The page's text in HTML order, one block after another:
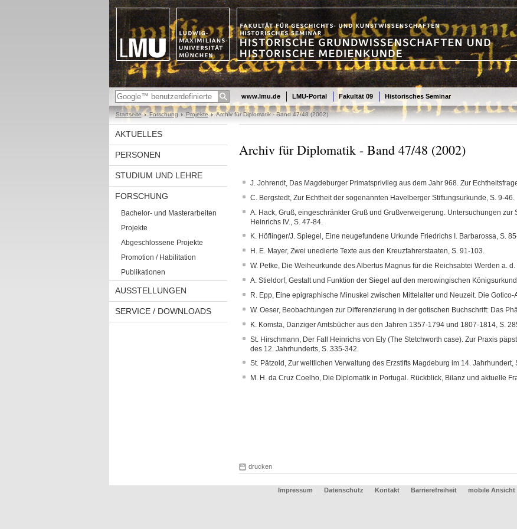
www.lmu.de LMU-Portal Fakultät 09 Historisches Seminar
Startseite Forschung Projekte Archiv für Diplomatik - Band 47/48 (2002)
AKTUELLES
PERSONEN
STUDIUM UND LEHRE
FORSCHUNG
Bachelor- und Masterarbeiten
Projekte
Abgeschlossene Projekte
Promotion / Habilitation
Publikationen
AUSSTELLUNGEN
SERVICE / DOWNLOADS
Archiv für Diplomatik - Band 47/48 (2002)
J. Johrendt, Das Magdeburger Primatsprivileg aus dem Jahr 968. Zur
C. Bergstedt, Zur Echtheit der sogenannten Havelberger Stiftungsurkunde, S. 9-46.
A. Hack, Gruß, eingeschränkter Gruß und Grußverweigerung. Untersuchungen zur
Heinrichs IV., S. 47-84.
K. Höflinger/J. Spiegel, Eine neugefundene Urkunde Friedrichs I. Barbarossa, S.
H. E. Mayer, Zwei unedierte Texte aus den Kreuzfahrerstaaten, S. 91-103.
W. Petke, Die Weiheurkunde des Albertus Magnus für die Reichsabtei Werden a.
A. Stieldorf, Gestalt und Funktion der Siegel auf den merowingischen
R. Epp, Eine epigraphische Minuskel zwischen Mittelalter und Neuzeit. Die
W. Oeser, Beobachtungen zur Differenzierung in der gotischen Buchschrift: Das
K. Komsta, Danziger Amtsbücher aus den Jahren 1357-1794 und 1807-1814, S.
St. Hirschmann, Der Fall Heinrichs von Ely (The Stetchworth case). Zur Praxis
des 12. Jahrhunderts, S. 335-342.
St. Pätzold, Zur weltlichen Verwaltung des Erzstifts Magdeburg im 14. Jahrhundert,
M. H. da Cruz Coelho, Die Diplomatik in Portugal. Rückblick, Bilanz und aktuelle
drucken
Impressum Datenschutz Kontakt Barrierefreiheit mobile Ansicht